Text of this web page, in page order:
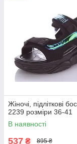
Жіночі, підліткові
2239 розміри 36-41
В наявності
537 ₴ 895 ₴